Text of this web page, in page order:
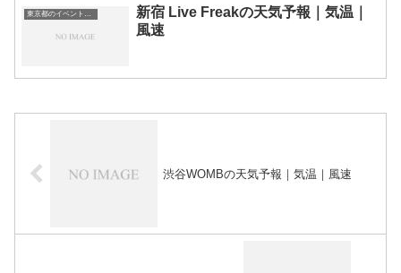
新宿 Live Freakの天気予報｜気温｜
風速
渋谷WOMBの天気予報｜気温｜風速